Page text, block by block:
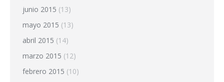
junio 2015 (13)
mayo 2015 (13)
abril 2015 (14)
marzo 2015 (12)
febrero 2015 (10)